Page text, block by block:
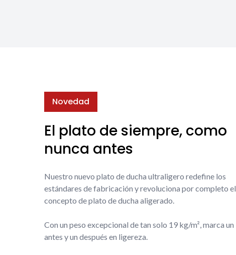
Novedad
El plato de siempre, como
nunca antes
Nuestro nuevo plato de ducha ultraligero redefine los
estándares de fabricación y revoluciona por completo el
concepto de plato de ducha aligerado.
Con un peso excepcional de tan solo 19 kg/m², marca un
antes y un después en ligereza.